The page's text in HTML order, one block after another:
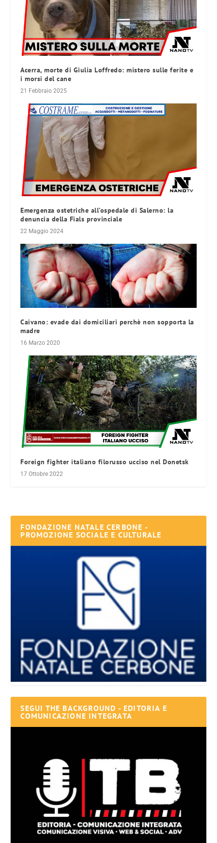
Acerra, morte di Giulia Loffredo: mistero sulle ferite e
i morsi del cane
21 Febbraio 2025
Emergenza ostetriche all’ospedale di Salerno: la
denuncia della Fials provinciale
22 Maggio 2024
Caivano: evade dai domiciliari perchè non sopporta la
madre
16 Marzo 2020
Foreign fighter italiano filorusso ucciso nel Donetsk
17 Ottobre 2022
FONDAZIONE NATALE CERBONE -
PROMOZIONE SOCIALE E CULTURALE
SEGUI THE BACKGROUND - EDITORIA E
COMUNICAZIONE INTEGRATA